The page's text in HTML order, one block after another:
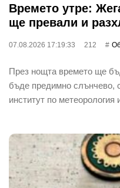
Времето утре:
ще превали и
07.08.2026 17:19:33 212
През нощта времето ще
бъде предимно слънчево,
институт по